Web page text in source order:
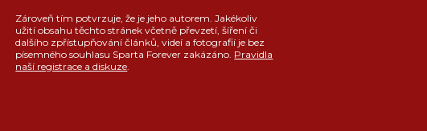
Zároveň tím potvrzuje, že je jeho autorem. Jakékoliv
užití obsahu těchto stránek včetně převzetí, šíření či
dalšího zpřístupňování článků, videí a fotografií je bez
písemného souhlasu Sparta Forever zakázáno. Pravidla
naší registrace a diskuze